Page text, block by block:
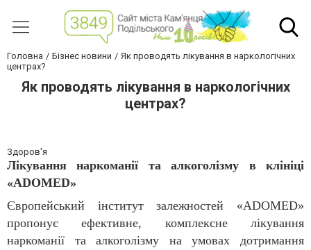
Головна Бізнес новини
Як проводять лікування в наркологічних
центрах?
Як проводять лікування в наркологічних
центрах?
Здоров'я
Лікування наркоманії та алкоголізму в клініці
«ADOMED»
Європейський інститут залежностей «ADOMED»
пропонує ефективне, комплексне лікування
наркоманії та алкоголізму на умовах дотримання